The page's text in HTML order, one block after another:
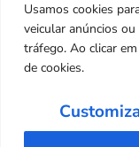
Usamos cookies
veicular anúncios
tráfego. Ao clicar
de cookies.
Português